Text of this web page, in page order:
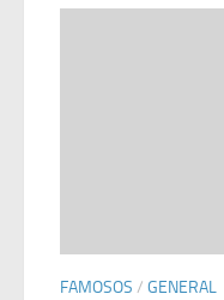
FAMOSOS / GENERAL